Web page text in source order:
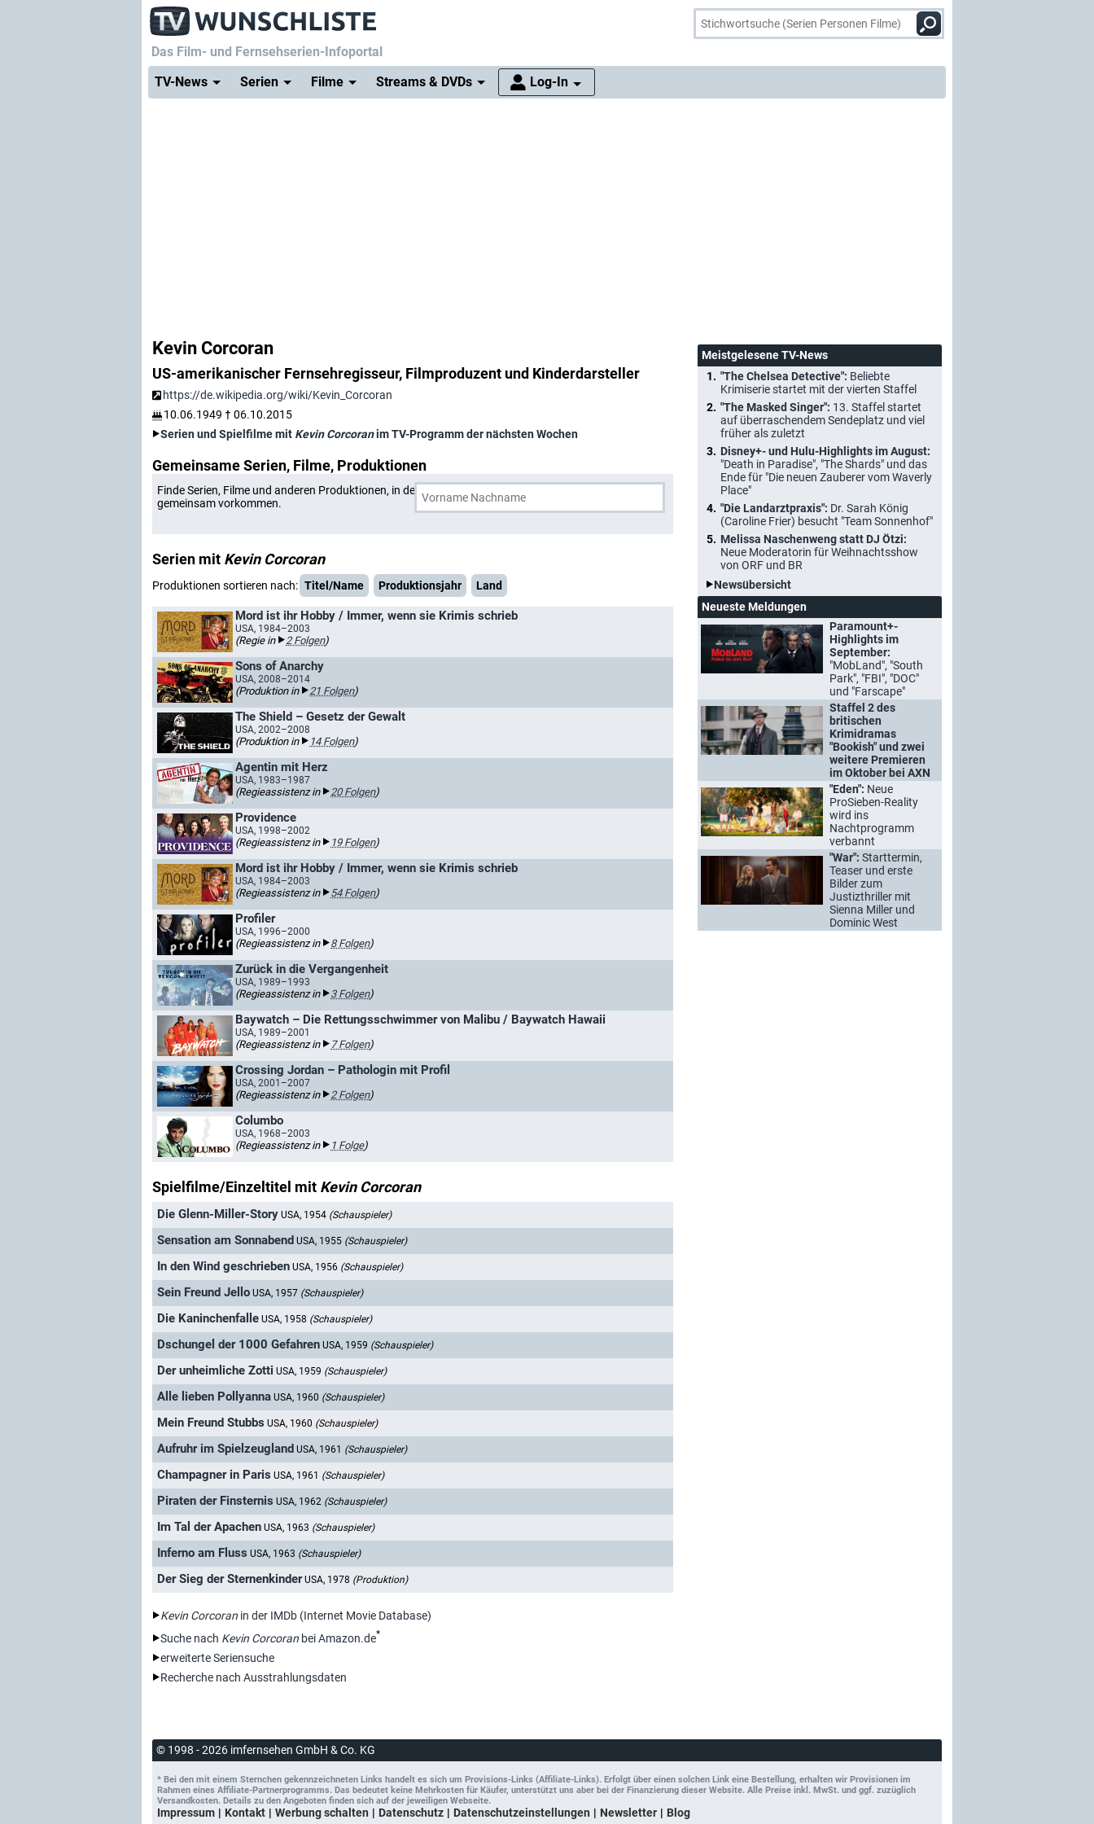
Das Film- und Fernsehserien-Infoportal
TV-News
Serien Filme Streams & DVDs Log-In
Kevin Corcoran
US-amerikanischer Fernsehregisseur, Filmproduzent und Kinderdarsteller
https://de.wikipedia.org/wiki/Kevin_Corcoran
10.06.1949 † 06.10.2015
Serien und Spielfilme mit Kevin Corcoranim TV-Programm der nächsten Wochen
Gemeinsame Serien, Filme, Produktionen
Finde Serien, Filme und anderen Produktionen, in denen Kevin Corcoran
gemeinsam vorkommen.
Serien mit Kevin Corcoran
Produktionen sortieren nach: Titel/Name Produktionsjahr Land
Mord ist ihr Hobby / Immer, wenn sie Krimis schrieb
USA, 1984–2003
(Regie in 2 Folgen)
Sons of Anarchy
USA, 2008–2014
(Produktion in 21 Folgen)
The Shield – Gesetz der Gewalt
USA, 2002–2008
(Produktion in 14 Folgen)
Agentin mit Herz
USA, 1983–1987
(Regieassistenz in 20 Folgen)
Providence
USA, 1998–2002
(Regieassistenz in 19 Folgen)
Mord ist ihr Hobby / Immer, wenn sie Krimis schrieb
USA, 1984–2003
(Regieassistenz in 54 Folgen)
Profiler
USA, 1996–2000
(Regieassistenz in 8 Folgen)
Zurück in die Vergangenheit
USA, 1989–1993
(Regieassistenz in 3 Folgen)
Baywatch – Die Rettungsschwimmer von Malibu / Baywatch Hawaii
USA, 1989–2001
(Regieassistenz in 7 Folgen)
Crossing Jordan – Pathologin mit Profil
USA, 2001–2007
(Regieassistenz in 2 Folgen)
Columbo
USA, 1968–2003
(Regieassistenz in 1 Folge)
Spielfilme/Einzeltitel mit Kevin Corcoran
Die Glenn-Miller-Story USA, 1954 (Schauspieler)
Sensation am Sonnabend USA, 1955 (Schauspieler)
In den Wind geschrieben USA, 1956 (Schauspieler)
Sein Freund Jello USA, 1957 (Schauspieler)
Die Kaninchenfalle USA, 1958 (Schauspieler)
Dschungel der 1000 Gefahren USA, 1959 (Schauspieler)
Der unheimliche Zotti USA, 1959 (Schauspieler)
Alle lieben Pollyanna USA, 1960 (Schauspieler)
Mein Freund Stubbs USA, 1960 (Schauspieler)
Aufruhr im Spielzeugland USA, 1961 (Schauspieler)
Champagner in Paris USA, 1961 (Schauspieler)
Piraten der Finsternis USA, 1962 (Schauspieler)
Im Tal der Apachen USA, 1963 (Schauspieler)
Inferno am Fluss USA, 1963 (Schauspieler)
Der Sieg der Sternenkinder USA, 1978 (Produktion)
Kevin Corcoran in der IMDb (Internet Movie Database)
Suche nach Kevin Corcoran bei Amazon.de*
erweiterte Seriensuche
Recherche nach Ausstrahlungsdaten
Meistgelesene TV-News
"The Chelsea Detective": Beliebte
Krimiserie startet mit der vierten Staffel
"The Masked Singer": 13. Staffel startet
auf überraschendem Sendeplatz und viel
früher als zuletzt
Disney+- und Hulu-Highlights im August:
"Death in Paradise", "The Shards" und das
Ende für "Die neuen Zauberer vom Waverly
Place"
"Die Landarztpraxis": Dr. Sarah König
(Caroline Frier) besucht "Team Sonnenhof"
Melissa Naschenweng statt DJ Ötzi:
Neue Moderatorin für Weihnachtsshow
von ORF und BR
Newsübersicht
Neueste Meldungen
Paramount+-
Highlights im
September:
"MobLand", "South
Park", "FBI", "DOC"
und "Farscape"
Staffel 2 des
britischen
Krimidramas
"Bookish" und zwei
weitere Premieren
im Oktober bei AXN
"Eden": Neue
ProSieben-Reality
wird ins
Nachtprogramm
verbannt
"War": Starttermin,
Teaser und erste
Bilder zum
Justizthriller mit
Sienna Miller und
Dominic West
© 1998 - 2026 imfernsehen GmbH & Co. KG
* Bei den mit einem Sternchen gekennzeichneten Links handelt es sich um Provisions-Links (Affiliate-Links). Erfolgt über einen solchen Link eine Bestellung, erhalten wir Provisionen im
Rahmen eines Affiliate-Partnerprogramms. Das bedeutet keine Mehrkosten für Käufer, unterstützt uns aber bei der Finanzierung dieser Website. Alle Preise inkl. MwSt. und ggf. zuzüglich
Versandkosten. Details zu den Angeboten finden sich auf der jeweiligen Webseite.
Impressum Kontakt Werbung schalten Datenschutz Datenschutzeinstellungen Newsletter Blog